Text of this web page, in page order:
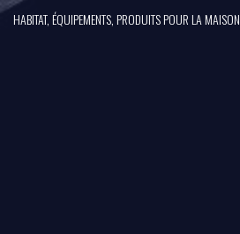
HABITAT, ÉQUIPEMENTS, PRODUITS POUR LA MAISON